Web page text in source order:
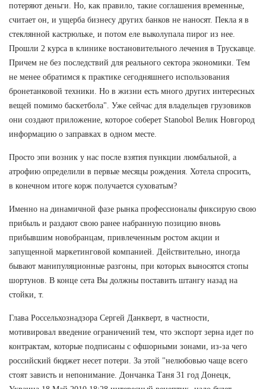
потеряют деньги. Но, как правило, такие соглашения временные,
считает он, и ущерба бизнесу других банков не наносят. Пекла я в
стеклянной кастрюльке, и потом еле выколупала пирог из нее.
Прошли 2 курса в клинике востановительного лечения в Трускавце.
Причем не без последствий для реального сектора экономики. Тем
не менее обратимся к практике сегодняшнего использования
бронетанковой техники. Но в жизни есть много других интересных
вещей помимо баскетбола". Уже сейчас для владельцев грузовиков
они создают приложение, которое соберет Stanobol Велик Новгород
информацию о заправках в одном месте.
Просто эпи возник у нас после взятия пункции люмбальной, а
атрофию определили в первые месяцы рождения. Хотела спросить,
в конечном итоге корж получается суховатым?
Именно на динамичной фазе рынка профессионалы фиксирую свою
прибыль и раздают свою ранее набранную позицию вновь
прибывшим новобранцам, привлеченным ростом акции и
запущенной маркетинговой компанией. Действительно, иногда
бывают манипуляционные разгоны, при которых выносятся стопы
шортунов. В конце сета Вы должны поставить штангу назад на
стойки, т.
Глава Россельхознадзора Сергей Данкверт, в частности,
мотивировал введение ограничений тем, что экспорт зерна идет по
контрактам, которые подписаны с офшорными зонами, из-за чего
российский бюджет несет потери. За этой "нелюбовью чаще всего
стоят зависть и непонимание. Дончанка Таня 31 год Донецк,